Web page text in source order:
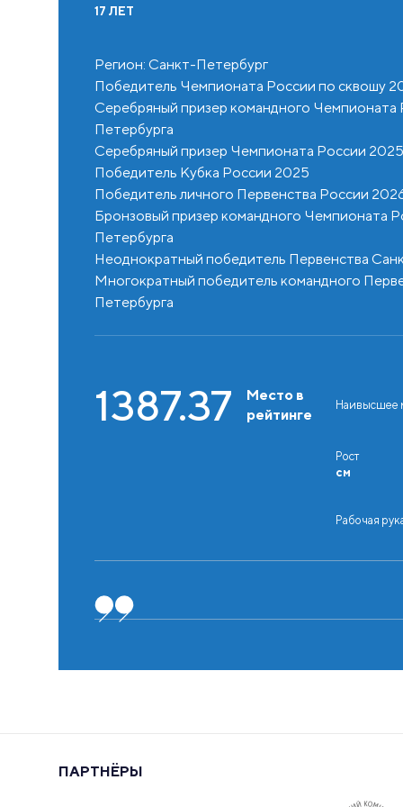
17 ЛЕТ
Регион: Санкт-Петербург
Победитель Чемпионата России по сквошу
Серебряный призер командного Чемпионата
Петербурга
Серебряный призер Чемпионата России 2025
Победитель Кубка России 2025
Победитель личного Первенства России
Бронзовый призер командного Чемпионата
Петербурга
Неоднократный победитель Первенства
Многократный победитель командного
Петербурга
1387.37
Место в
рейтинге
Наивысшее
Рост
см
Рабочая
1122.17
Место в
Рабочая рука
1087.08
Место в
рейтинге
рейтинге
773.68
Место в
Рабочая рука
617.57
Место в
рейтинге
Наивысшее
см
ПАРТНЁРЫ